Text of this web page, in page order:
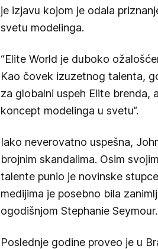
je izjavu kojom je odala
svetu modelinga.
“Elite World je duboko
Kao čovek izuzetnog talenta,
za globalni uspeh Elite brenda,
koncept modelinga u svetu“.
Iako neverovatno uspešna,
brojnim skandalima. Osim
talente punio je novinske
medijima je posebno bila
ogodišnjom Stephanie Seymour.
Poslednje godine proveo je u